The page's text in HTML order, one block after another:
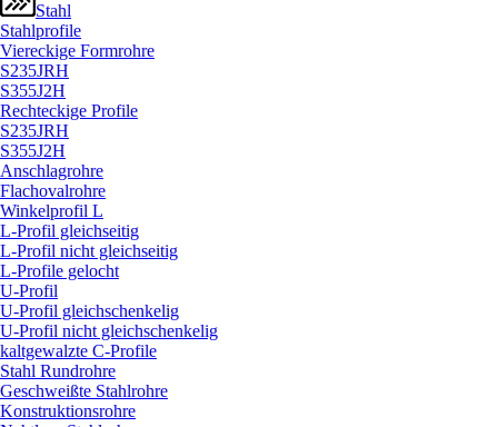
Stahl
Stahlprofile
Viereckige Formrohre
S235JRH
S355J2H
Rechteckige Profile
S235JRH
S355J2H
Anschlagrohre
Flachovalrohre
Winkelprofil L
L-Profil gleichseitig
L-Profil nicht gleichseitig
L-Profile gelocht
U-Profil
U-Profil gleichschenkelig
U-Profil nicht gleichschenkelig
kaltgewalzte C-Profile
Stahl Rundrohre
Geschweißte Stahlrohre
Konstruktionsrohre